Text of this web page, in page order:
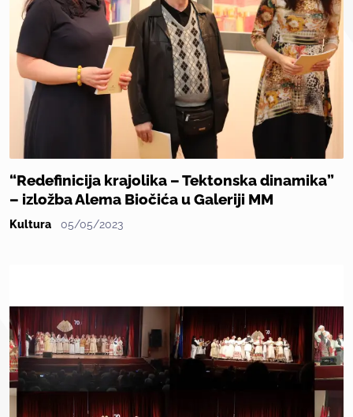
“Redefinicija krajolika – Tektonska dinamika”
– izložba Alema Biočića u Galeriji MM
Kultura 05/05/2023